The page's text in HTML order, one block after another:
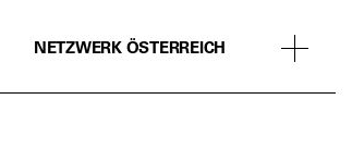
NETZWERK ÖSTERREICH